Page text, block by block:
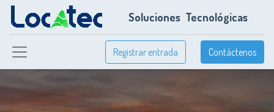
Soluciones Tecnológicas
Registrar entrada Contáctenos